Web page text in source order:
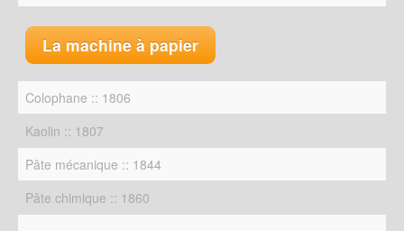
La machine à papier
Colophane :: 1806
Kaolin :: 1807
Pâte mécanique :: 1844
Pâte chimique :: 1860